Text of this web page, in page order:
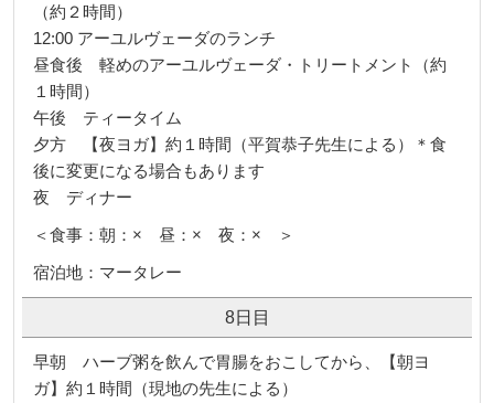
（約２時間）
12:00 アーユルヴェーダのランチ
昼食後 軽めのアーユルヴェーダ・トリートメント（約
１時間）
午後 ティータイム
夕方 【夜ヨガ】約１時間（平賀恭子先生による）＊食
後に変更になる場合もあります
夜 ディナー
＜食事：朝：× 昼：× 夜：× ＞
宿泊地：マータレー
8日目
早朝 ハーブ粥を飲んで胃腸をおこしてから、【朝ヨ
ガ】約１時間（現地の先生による）